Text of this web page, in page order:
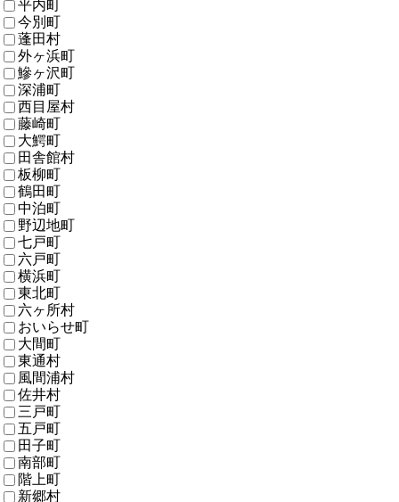
平内町
今別町
蓬田村
外ヶ浜町
鰺ヶ沢町
深浦町
西目屋村
藤崎町
大鰐町
田舎館村
板柳町
鶴田町
中泊町
野辺地町
七戸町
六戸町
横浜町
東北町
六ヶ所村
おいらせ町
大間町
東通村
風間浦村
佐井村
三戸町
五戸町
田子町
南部町
階上町
新郷村